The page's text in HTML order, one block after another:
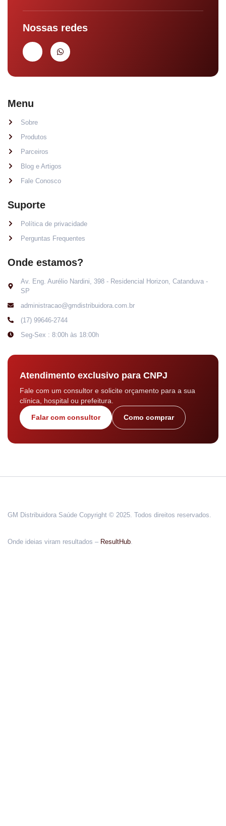
Nossas redes
Menu
Sobre
Produtos
Parceiros
Blog e Artigos
Fale Conosco
Suporte
Política de privacidade
Perguntas Frequentes
Onde estamos?
Av. Eng. Aurélio Nardini, 398 - Residencial Horizon, Catanduva -
SP
administracao@gmdistribuidora.com.br
(17) 99646-2744
Seg-Sex : 8:00h às 18:00h
Atendimento exclusivo para CNPJ
Fale com um consultor e solicite orçamento para a sua
clínica, hospital ou prefeitura.
Falar com consultor Como comprar
GM Distribuidora Saúde Copyright © 2025. Todos direitos reservados.
Onde ideias viram resultados – ResultHub.